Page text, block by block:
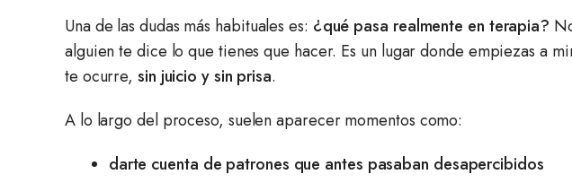
Una de las dudas más habituales es: ¿qué pasa realmente en terapia?
alguien te dice lo que tienes que hacer. Es un lugar donde empiezas a
te ocurre,sin juicio y sin prisa.
A lo largo del proceso, suelen aparecer momentos como:
darte cuenta de patrones que antes pasaban desapercibidos